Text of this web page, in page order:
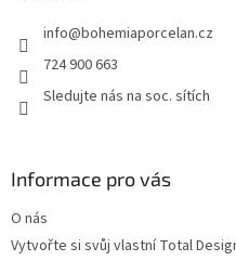
info@bohemiaporcelan.cz
724 900 663
Sledujte nás na soc. sítích
Informace pro vás
O nás
Vytvořte si svůj vlastní Total